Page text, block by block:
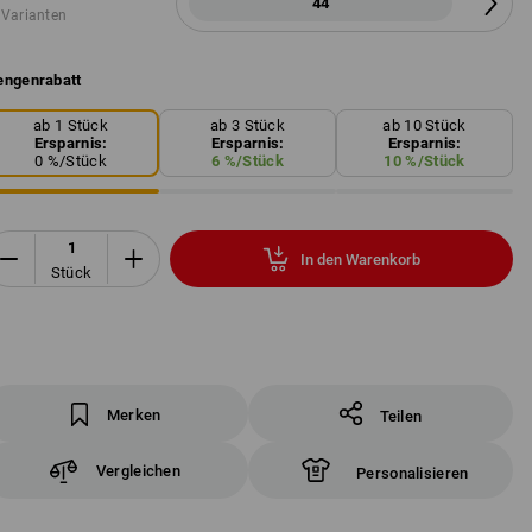
ab 1 Stück
Ersparnis:
0 %/Stück
ab 3 Stück
Ersparnis:
6 %/Stück
ab 10 Stück
Ersparnis:
10 %/Stück
Stück
In den Warenkorb
Merken Teilen
Vergleichen Personalisieren